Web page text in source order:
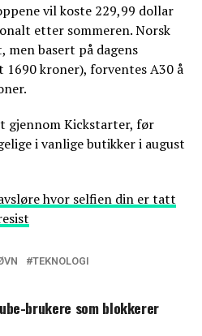
vil koste 229,99 dollar
etter sommeren. Norsk
basert på dagens
kroner), forventes A30 å
gjennom Kickstarter, før
i vanlige butikker i august
hvor selfien din er tatt
TEKNOLOGI
brukere som blokkerer